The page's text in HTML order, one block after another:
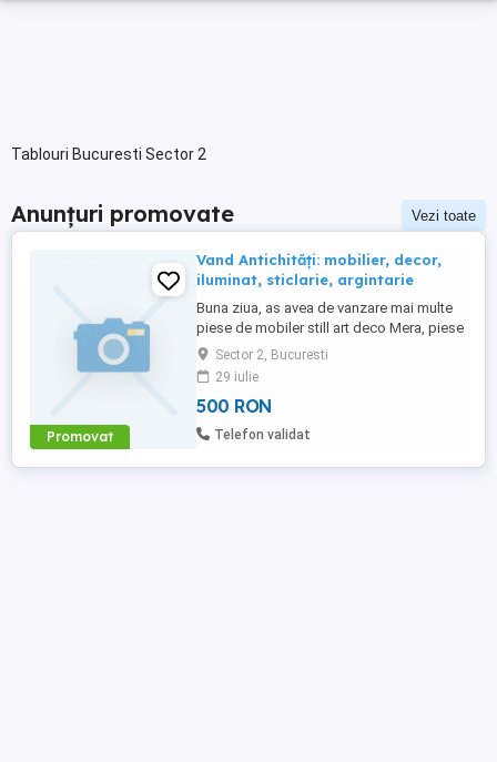
Tablouri Bucuresti Sector 2
Anunțuri promovate Vezi toate
Promovat
Vand Antichități: mobilier, decor,
iluminat, sticlarie, argintarie
Buna ziua, as avea de vanzare mai multe
piese de mobiler still art deco Mera, piese
ingrijite foarte bine, anii 70-80(canapea
pat cu depozitare, 2 fotolii, masa
extensibila + 6 scaune tapitate, tapitetie
curata, bufet+vitrina cu margele, minibar
"rinichi" art deco rar, cu cheie, biblioteca
Sector 2, Bucuresti
29 iulie
500 RON
Telefon validat